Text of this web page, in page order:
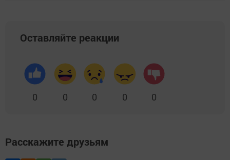
Оставляйте реакции
0 0 0 0 0
Расскажите друзьям